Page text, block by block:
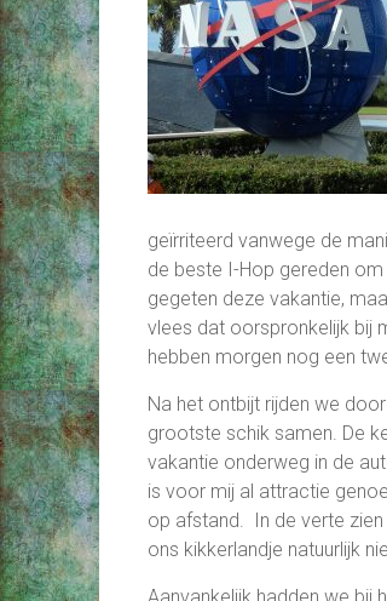
geïrriteerd vanwege de
de beste I-Hop gereden
gegeten deze vakantie,
vlees dat oorspronkelijk bij
hebben morgen nog een
Na het ontbijt rijden we
grootste schik samen. De
vakantie onderweg in de
is voor mij al attractie
op afstand. In de verte
ons kikkerlandje natuurlijk